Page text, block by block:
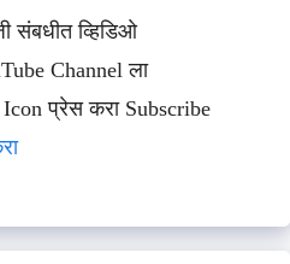
संबधीत व्हिडिओ
Channel ला
प्रेस करा Subscribe